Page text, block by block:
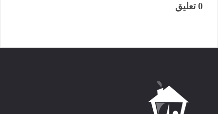
0 تعليق